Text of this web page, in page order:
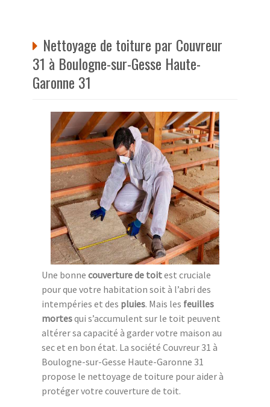
Nettoyage de toiture par Couvreur
31 à Boulogne-sur-Gesse Haute-
Garonne 31
Une bonne couverture de toitest cruciale
pour que votre habitation soit à l’abri des
intempéries et des pluies. Mais les feuilles
mortesqui s’accumulent sur le toit peuvent
altérer sa capacité à garder votre maison au
sec et en bon état. La société Couvreur 31 à
Boulogne-sur-Gesse Haute-Garonne 31
propose le nettoyage de toiture pour aider à
protéger votre couverture de toit.